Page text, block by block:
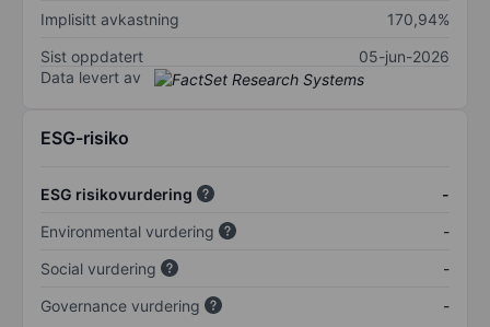
Implisitt avkastning
170,94%
Sist oppdatert
05-jun-2026
Data levert av
ESG-risiko
ESG risikovurdering
-
Environmental vurdering
-
Social vurdering
-
Governance vurdering
-